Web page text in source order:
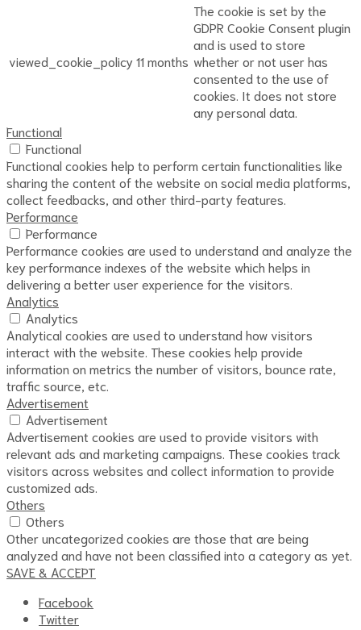
viewed_cookie_policy11 months
The cookie is set by the
GDPR Cookie Consent plugin
and is used to store
whether or not user has
consented to the use of
cookies. It does not store
any personal data.
Functional
Functional
Functional cookies help to perform certain functionalities like
sharing the content of the website on social media platforms,
collect feedbacks, and other third-party features.
Performance
Performance
Performance cookies are used to understand and analyze the
key performance indexes of the website which helps in
delivering a better user experience for the visitors.
Analytics
Analytics
Analytical cookies are used to understand how visitors
interact with the website. These cookies help provide
information on metrics the number of visitors, bounce rate,
traffic source, etc.
Advertisement
Advertisement
Advertisement cookies are used to provide visitors with
relevant ads and marketing campaigns. These cookies track
visitors across websites and collect information to provide
customized ads.
Others
Others
Other uncategorized cookies are those that are being
analyzed and have not been classified into a category as yet.
SAVE & ACCEPT
Facebook
Twitter